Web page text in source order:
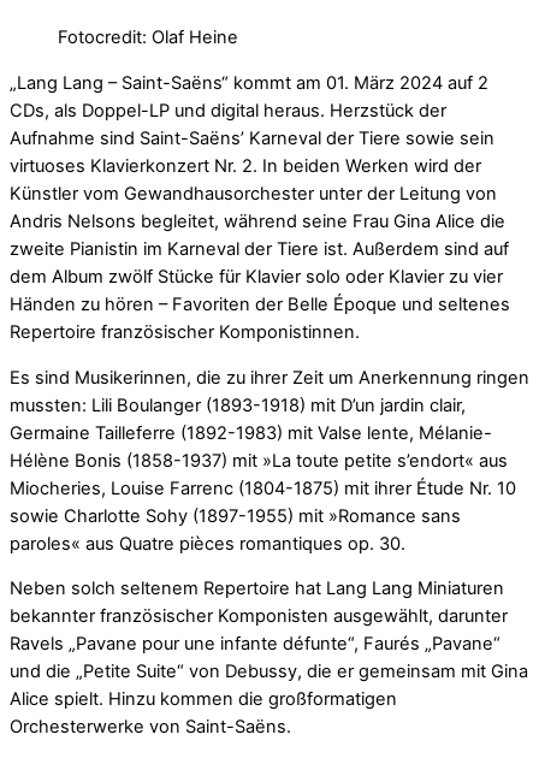
Fotocredit: Olaf Heine
„Lang Lang – Saint-Saëns“ kommt am 01. März 2024 auf 2
CDs, als Doppel-LP und digital heraus. Herzstück der
Aufnahme sind Saint-Saëns’ Karneval der Tiere sowie sein
virtuoses Klavierkonzert Nr. 2. In beiden Werken wird der
Künstler vom Gewandhausorchester unter der Leitung von
Andris Nelsons begleitet, während seine Frau Gina Alice die
zweite Pianistin im Karneval der Tiere ist. Außerdem sind auf
dem Album zwölf Stücke für Klavier solo oder Klavier zu vier
Händen zu hören – Favoriten der Belle Époque und seltenes
Repertoire französischer Komponistinnen.
Es sind Musikerinnen, die zu ihrer Zeit um Anerkennung ringen
mussten: Lili Boulanger (1893-1918) mit D’un jardin clair,
Germaine Tailleferre (1892-1983) mit Valse lente, Mélanie-
Hélène Bonis (1858-1937) mit »La toute petite s’endort« aus
Miocheries, Louise Farrenc (1804-1875) mit ihrer Étude Nr. 10
sowie Charlotte Sohy (1897-1955) mit »Romance sans
paroles« aus Quatre pièces romantiques op. 30.
Neben solch seltenem Repertoire hat Lang Lang Miniaturen
bekannter französischer Komponisten ausgewählt, darunter
Ravels „Pavane pour une infante défunte“, Faurés „Pavane“
und die „Petite Suite“ von Debussy, die er gemeinsam mit Gina
Alice spielt. Hinzu kommen die großformatigen
Orchesterwerke von Saint-Saëns.